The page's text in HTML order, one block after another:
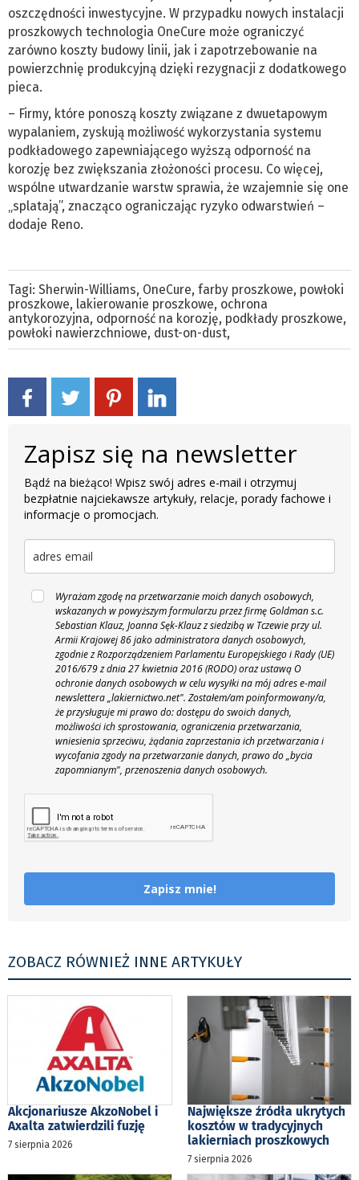
oszczędności inwestycyjne. W przypadku nowych instalacji
proszkowych technologia OneCure może ograniczyć
zarówno koszty budowy linii, jak i zapotrzebowanie na
powierzchnię produkcyjną dzięki rezygnacji z dodatkowego
pieca.
– Firmy, które ponoszą koszty związane z dwuetapowym
wypalaniem, zyskują możliwość wykorzystania systemu
podkładowego zapewniającego wyższą odporność na
korozję bez zwiększania złożoności procesu. Co więcej,
wspólne utwardzanie warstw sprawia, że wzajemnie się one
„splatają”, znacząco ograniczając ryzyko odwarstwień –
dodaje Reno.
Tagi: Sherwin-Williams, OneCure, farby proszkowe, powłoki
proszkowe, lakierowanie proszkowe, ochrona
antykorozyjna, odporność na korozję, podkłady proszkowe,
powłoki nawierzchniowe, dust-on-dust,
Zapisz się na newsletter
Bądź na bieżąco! Wpisz swój adres e-mail i otrzymuj
bezpłatnie najciekawsze artykuły, relacje, porady fachowe i
informacje o promocjach.
Wyrażam zgodę na przetwarzanie moich danych osobowych,
wskazanych w powyższym formularzu przez firmę Goldman s.c.
Sebastian Klauz, Joanna Sęk-Klauz z siedzibą w Tczewie przy ul.
Armii Krajowej 86 jako administratora danych osobowych,
zgodnie z Rozporządzeniem Parlamentu Europejskiego i Rady (UE)
2016/679 z dnia 27 kwietnia 2016 (RODO) oraz ustawą O
ochronie danych osobowych w celu wysyłki na mój adres e-mail
newslettera „lakiernictwo.net". Zostałem/am poinformowany/a,
że przysługuje mi prawo do: dostępu do swoich danych,
możliwości ich sprostowania, ograniczenia przetwarzania,
wniesienia sprzeciwu, żądania zaprzestania ich przetwarzania i
wycofania zgody na przetwarzanie danych, prawo do „bycia
zapomnianym", przenoszenia danych osobowych.
Zapisz mnie!
ZOBACZ RÓWNIEŻ INNE ARTYKUŁY
Akcjonariusze AkzoNobel i
Axalta zatwierdzili fuzję
7 sierpnia 2026
Największe źródła ukrytych
kosztów w tradycyjnych
lakierniach proszkowych
7 sierpnia 2026